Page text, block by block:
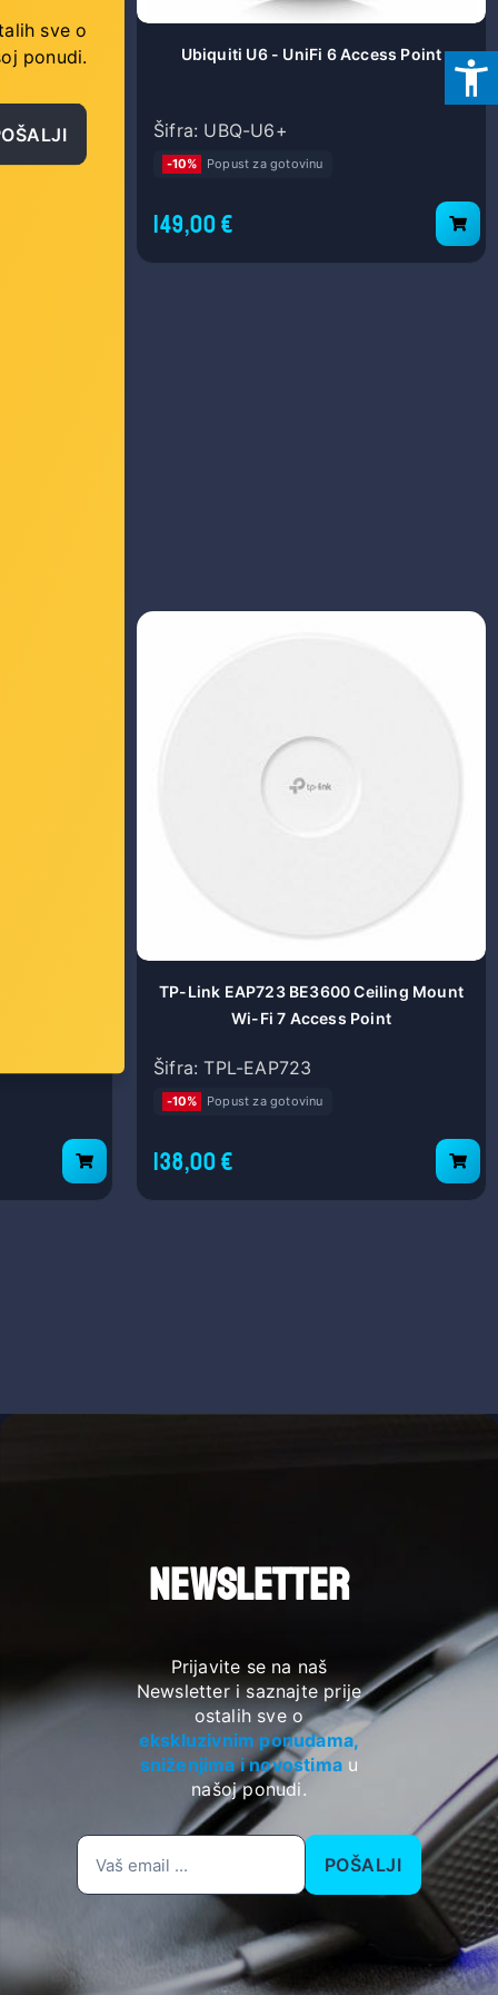
Outdoor Ubiquiti U6 - UniFi 6 Access Point
Šifra: UBQ-U6+
-10% Popust za gotovinu
149,00 €
-
TP-Link EAP723 BE3600 Ceiling Mount
Wi-Fi 7 Access Point
Šifra: TPL-EAP723
-10% Popust za gotovinu
138,00 €
NEWSLETTER
Prijavite se na naš
Newsletter i saznajte prije
ostalih sve o
ekskluzivnim ponudama,
sniženjima i novostima u
našoj ponudi.
POŠALJI
sve o
ponudi.